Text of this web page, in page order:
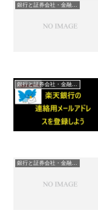
銀行と証券会社・金融商品